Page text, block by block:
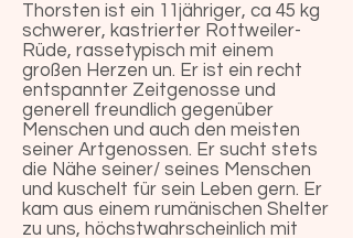
Thorsten ist ein 11jähriger, ca 45 kg
schwerer, kastrierter Rottweiler-
Rüde, rassetypisch mit einem
großen Herzen un. Er ist ein recht
entspannter Zeitgenosse und
generell freundlich gegenüber
Menschen und auch den meisten
seiner Artgenossen. Er sucht stets
die Nähe seiner/ seines Menschen
und kuschelt für sein Leben gern. Er
kam aus einem rumänischen Shelter
zu uns, höchstwahrscheinlich mit